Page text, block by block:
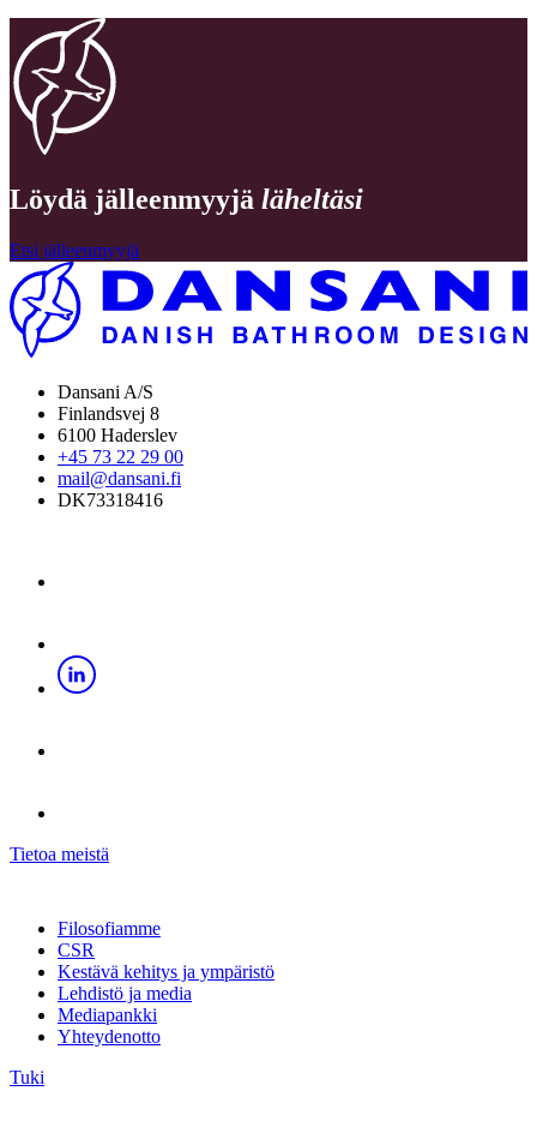
Löydä jälleenmyyjä läheltäsi
Etsi jälleenmyyjä
Dansani A/S
Finlandsvej 8
6100 Haderslev
+45 73 22 29 00
mail@dansani.fi
DK73318416
Tietoa meistä
Filosofiamme
CSR
Kestävä kehitys ja ympäristö
Lehdistö ja media
Mediapankki
Yhteydenotto
Tuki